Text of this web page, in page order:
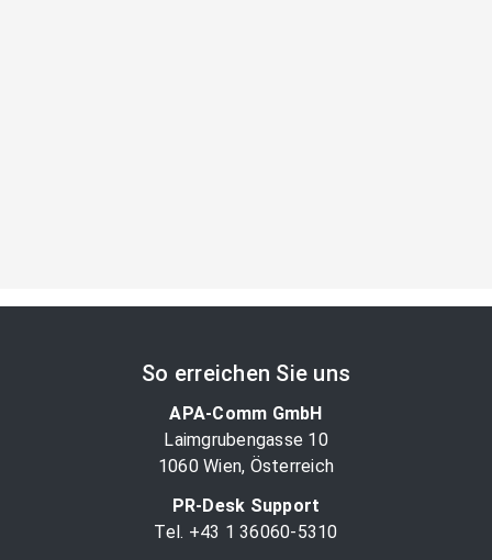
So erreichen Sie uns
APA-Comm GmbH
Laimgrubengasse 10
1060 Wien, Österreich
PR-Desk Support
Tel. +43 1 36060-5310